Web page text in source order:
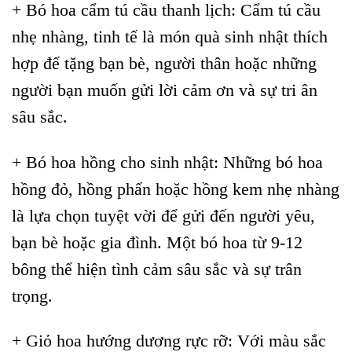
+ Bó hoa cẩm tú cầu thanh lịch: Cẩm tú cầu
nhẹ nhàng, tinh tế là món quà sinh nhật thích
hợp để tặng bạn bè, người thân hoặc những
người bạn muốn gửi lời cảm ơn và sự tri ân
sâu sắc.
+ Bó hoa hồng cho sinh nhật: Những bó hoa
hồng đỏ, hồng phấn hoặc hồng kem nhẹ nhàng
là lựa chọn tuyệt vời để gửi đến người yêu,
bạn bè hoặc gia đình. Một bó hoa từ 9-12
bông thể hiện tình cảm sâu sắc và sự trân
trọng.
+ Giỏ hoa hướng dương rực rỡ: Với màu sắc